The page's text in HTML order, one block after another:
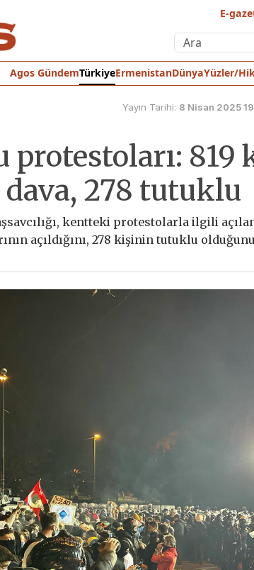
E-
Agos GündemTürkiyeErmenistanDünyaYüzler/
Yayın Tarihi: 8 Nisan 2025
protestoları: 819
278 tutuklu
kentteki protestolarla ilgili
açıldığını, 278 kişinin tutuklu